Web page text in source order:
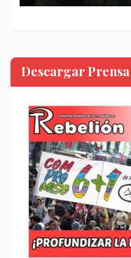
Descargar